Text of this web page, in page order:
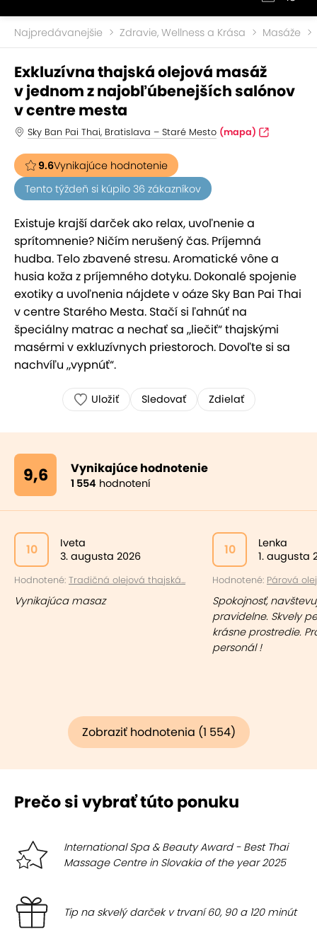
Najpredávanejšie Zdravie, Wellness a Krása Masáže
Exkluzívna thajská olejová masáž
v jednom z najobľúbenejších salónov
v centre mesta
Sky Ban Pai Thai, Bratislava – Staré Mesto (mapa)
9.6Vynikajúce hodnotenie
Tento týždeň si kúpilo 36 zákazníkov
Existuje krajší darček ako relax, uvoľnenie a
sprítomnenie? Ničím nerušený čas. Príjemná
hudba. Telo zbavené stresu. Aromatické vône a
husia koža z príjemného dotyku. Dokonalé spojenie
exotiky a uvoľnenia nájdete v oáze Sky Ban Pai Thai
v centre Starého Mesta. Stačí si ľahnúť na
špeciálny matrac a nechať sa „liečiť“ thajskými
masérmi v exkluzívnych priestoroch. Dovoľte si sa
nachvíľu „vypnúť“.
Uložiť Sledovať Zdielať
9,6 Vynikajúce hodnotenie
1 554 hodnotení
10
Iveta
3. augusta 2026
Hodnotené: Tradičná olejová thajská...
Vynikajúca masaz
10
Lenka
1. augusta
Hodnotené: Párová
Spokojnosť,
pravidelne. Skvely
krásne prostredie.
personál !
Zobraziť hodnotenia (1 554)
Prečo si vybrať túto ponuku
International Spa & Beauty Award - Best Thai
Massage Centre in Slovakia of the year 2025
Tip na skvelý darček v trvaní 60, 90 a 120 minút